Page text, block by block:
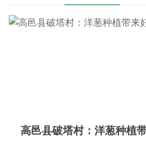
高邑县破塔村：洋葱种植